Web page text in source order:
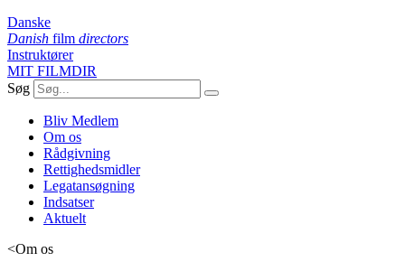
Danske
Danish film directors
Instruktører
MIT FILMDIR
Søg
Bliv Medlem
Om os
Rådgivning
Rettighedsmidler
Legatansøgning
Indsatser
Aktuelt
<Om os